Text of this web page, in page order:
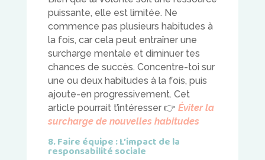
puissante, elle est limitée. Ne
commence pas plusieurs habitudes à
la fois, car cela peut entraîner une
surcharge mentale et diminuer tes
chances de succès. Concentre-toi sur
une ou deux habitudes à la fois, puis
ajoute-en progressivement. Cet
article pourrait t’intéresser 👉 Éviter la
surcharge de nouvelles habitudes
8. Faire équipe : L’impact de la
responsabilité sociale